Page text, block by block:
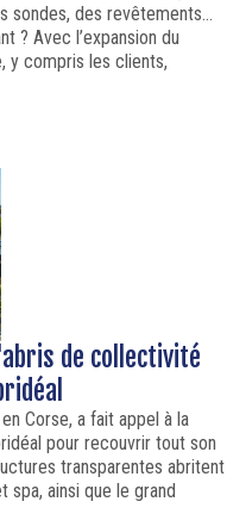
sondes, des revêtements…
? Avec l’expansion du
y compris les clients,
de collectivité
Corse, a fait appel à la
pour recouvrir tout son
transparentes abritent
spa, ainsi que le grand